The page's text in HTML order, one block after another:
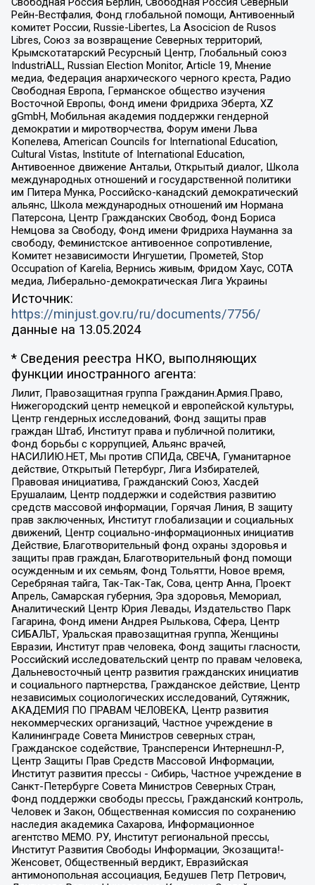
Рейн-Вестфалия, Фонд глобальной помощи, Антивоенный
комитет России, Russie-Libertes, La Asocicion de Rusos
Libres, Союз за возвращение Северных территорий,
Крымскотатарский Ресурсный Центр, Глобальный союз
IndustriALL, Russian Election Monitor, Article 19, Мнение
медиа, Федерация анархического черного креста, Радио
Свободная Европа, Германское общество изучения
Восточной Европы, Фонд имени Фридриха Эберта, XZ
gGmbH, Мобильная академия поддержки гендерной
демократии и миротворчества, Форум имени Льва
Копелева, American Councils for International Education,
Cultural Vistas, Institute of International Education,
Антивоенное движение Антальи, Открытый диалог, Школа
международных отношений и государственной политики
им Питера Мунка, Российско-канадский демократический
альянс, Школа международных отношений им Нормана
Патерсона, Центр Гражданских Свобод, Фонд Бориса
Немцова за Свободу, Фонд имени Фридриха Науманна за
свободу, Феминистское антивоенное сопротивление,
Комитет независимости Ингушетии, Прометей, Stop
Occupation of Karelia, Вернись живым, Фридом Хаус, СОТА
медиа, Либерально-демократическая Лига Украины
Источник:
https://minjust.gov.ru/ru/documents/7756/
данные на 13.05.2024
* Сведения реестра НКО, выполняющих
функции иностранного агента:
Лилит, Правозащитная группа Гражданин.Армия.Право,
Нижегородский центр немецкой и европейской культуры,
Центр гендерных исследований, Фонд защиты прав
граждан Штаб, Институт права и публичной политики,
Фонд борьбы с коррупцией, Альянс врачей,
НАСИЛИЮ.НЕТ, Мы против СПИДа, СВЕЧА, Гуманитарное
действие, Открытый Петербург, Лига Избирателей,
Правовая инициатива, Гражданский Союз, Хасдей
Ерушалаим, Центр поддержки и содействия развитию
средств массовой информации, Горячая Линия, В защиту
прав заключенных, Институт глобализации и социальных
движений, Центр социально-информационных инициатив
Действие, Благотворительный фонд охраны здоровья и
защиты прав граждан, Благотворительный фонд помощи
осужденным и их семьям, Фонд Тольятти, Новое время,
Серебряная тайга, Так-Так-Так, Сова, центр Анна, Проект
Апрель, Самарская губерния, Эра здоровья, Мемориал,
Аналитический Центр Юрия Левады, Издательство Парк
Гагарина, Фонд имени Андрея Рылькова, Сфера, Центр
СИБАЛЬТ, Уральская правозащитная группа, Женщины
Евразии, Институт прав человека, Фонд защиты гласности,
Российский исследовательский центр по правам человека,
Дальневосточный центр развития гражданских инициатив
и социального партнерства, Гражданское действие, Центр
независимых социологических исследований, Сутяжник,
АКАДЕМИЯ ПО ПРАВАМ ЧЕЛОВЕКА, Центр развития
некоммерческих организаций, Частное учреждение в
Калининграде Совета Министров северных стран,
Гражданское содействие, Трансперенси Интернешнл-Р,
Центр Защиты Прав Средств Массовой Информации,
Институт развития прессы - Сибирь, Частное учреждение в
Санкт-Петербурге Совета Министров Северных Стран,
Фонд поддержки свободы прессы, Гражданский контроль,
Человек и Закон, Общественная комиссия по сохранению
наследия академика Сахарова, Информационное
агентство МЕМО. РУ, Институт региональной прессы,
Институт Развития Свободы Информации, Экозащита!-
Женсовет, Общественный вердикт, Евразийская
антимонопольная ассоциация, Бедушев Петр Петрович,